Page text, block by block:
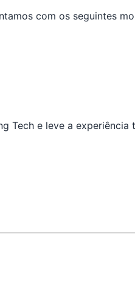
com os seguintes
Tech e leve a